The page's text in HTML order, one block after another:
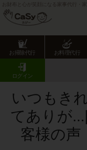
お財布と心が笑顔になる家事代行・
お掃除代行 お料理代行
ログイン
CaSy TOP
お客様の声･口コミ詳細
いつもき
てありが
客様の声